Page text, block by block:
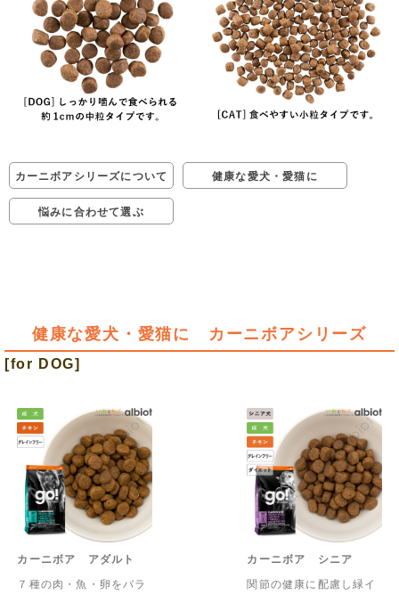
カーニボアシリーズについて 健康な愛犬・愛猫に
悩みに合わせて選ぶ
健康な愛犬・愛猫に カーニボアシリーズ
[for DOG]
カーニボア アダルト
７種の肉・魚・卵をバラ
カーニボア シニア
関節の健康に配慮し緑イ